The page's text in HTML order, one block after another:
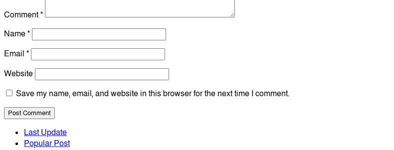
Comment*
Name*
Email *
Website
Save my name, email, and website in this browser for the next time I comment.
Last Update
Popular Post